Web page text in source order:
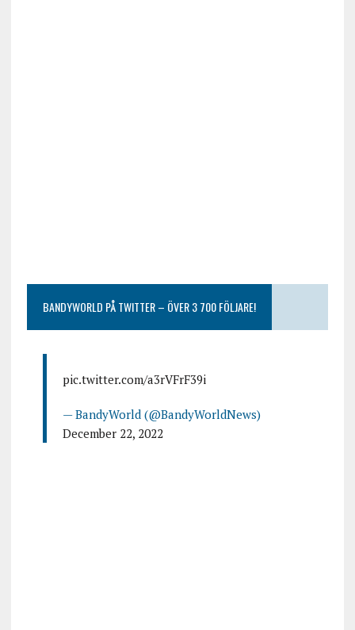
BANDYWORLD PÅ TWITTER – ÖVER 3 700 FÖLJARE!
pic.twitter.com/a3rVFrF39i
— BandyWorld (@BandyWorldNews)
December 22, 2022